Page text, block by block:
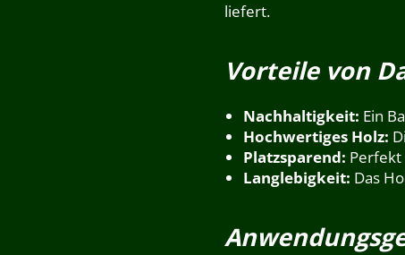
liefert.
Vorteile von
Nachhaltigkeit: Ein
Hochwertiges Holz:
Platzsparend: Perfekt
Langlebigkeit: Das